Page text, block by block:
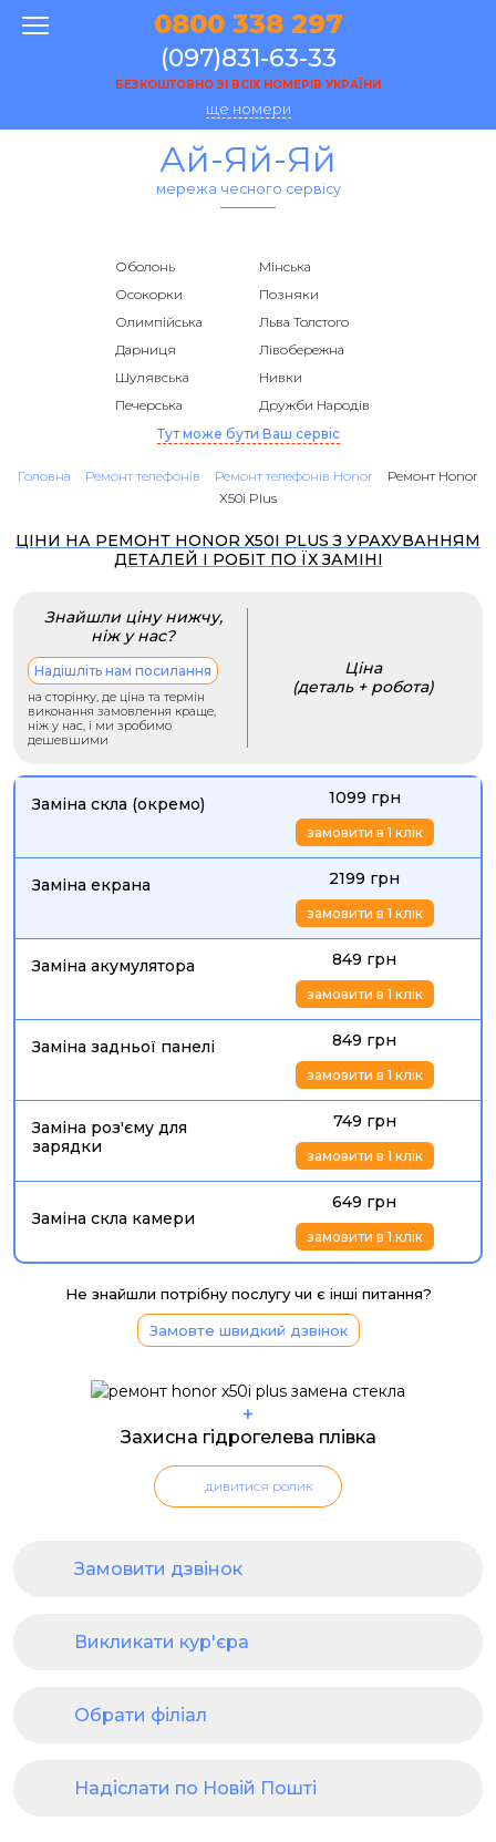
0800 338 297
(097)831-63-33
БЕЗКОШТОВНО ЗІ ВСІХ НОМЕРІВ УКРАЇНИ
ще номери
Ай-Яй-Яй
мережа чесного сервісу
Оболонь
Мінська
Осокорки
Позняки
Олимпійська
Льва Толстого
Дарниця
Лівобережна
Шулявська
Нивки
Печерська
Дружби Народів
Тут може бути Ваш сервіс
Головна Ремонт телефонів Ремонт телефонів Honor
Ремонт Honor
X50i Plus
ЦІНИ НА РЕМОНТ HONOR X50I PLUS З УРАХУВАННЯМ
ДЕТАЛЕЙ І РОБІТ ПО ЇХ ЗАМІНІ
Знайшли ціну нижчу,
ніж у нас?
Надішліть нам посилання
на сторінку, де ціна та термін
виконання замовлення краще,
ніж у нас, і ми зробимо
дешевшими
Ціна
(деталь + робота)
Заміна скла (окремо) 1099 грн
замовити в 1 клік
Заміна екрана 2199 грн
замовити в 1 клік
Заміна акумулятора 849 грн
замовити в 1 клік
Заміна задньої панелі 849 грн
замовити в 1 клік
Заміна роз'єму для
зарядки
749 грн
замовити в 1 клік
Заміна скла камери
649 грн
замовити в 1 клік
Не знайшли потрібну послугу чи є інші питання?
Замовте швидкий дзвінок
+
Захисна гідрогелева плівка
дивитися ролик
Замовити дзвінок
Викликати кур'єра
Обрати філіал
Надіслати по Новій Пошті